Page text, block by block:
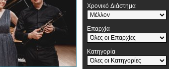
Χρονικό Διάστημα
Επαρχία
Κατηγορία